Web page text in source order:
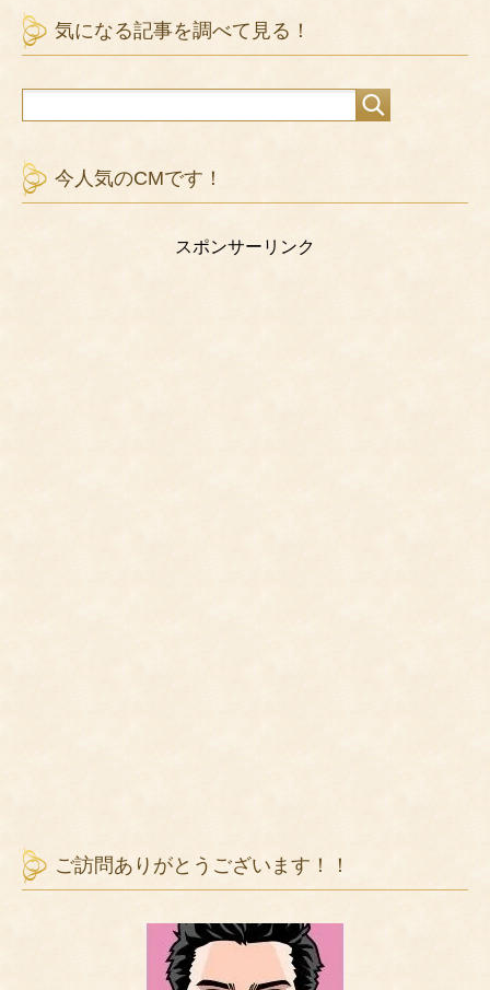
気になる記事を調べて見る！
今人気のCMです！
スポンサーリンク
ご訪問ありがとうございます！！